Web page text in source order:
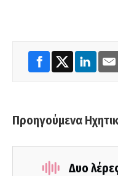
Προηγούμενα
Δυο